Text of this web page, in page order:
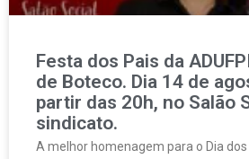
Festa dos Pais da
de Boteco. Dia 14 de
partir das 20h, no Salão
sindicato.
A melhor homenagem para o Dia